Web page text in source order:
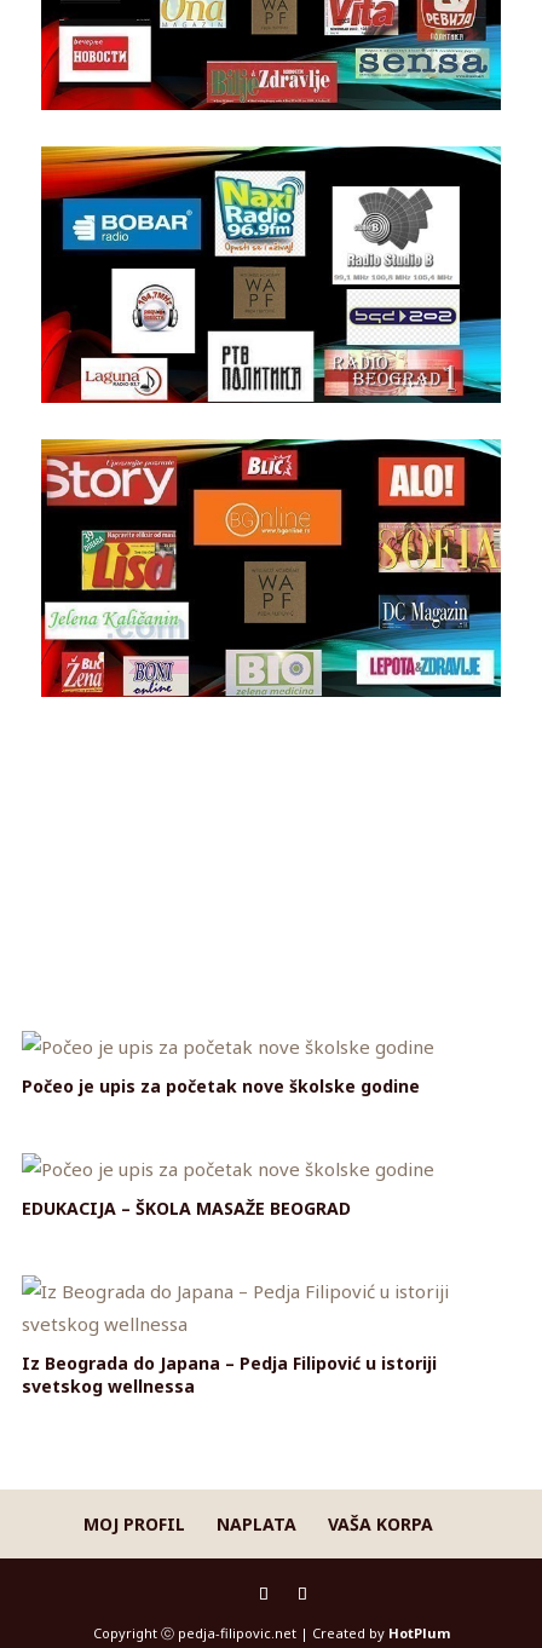
Počeo je upis za početak nove školske godine
EDUKACIJA – ŠKOLA MASAŽE BEOGRAD
Iz Beograda do Japana – Pedja Filipović u istoriji
svetskog wellnessa
MOJ PROFIL NAPLATA VAŠA KORPA
Copyright ⓒ pedja-filipovic.net | Created by HotPlum